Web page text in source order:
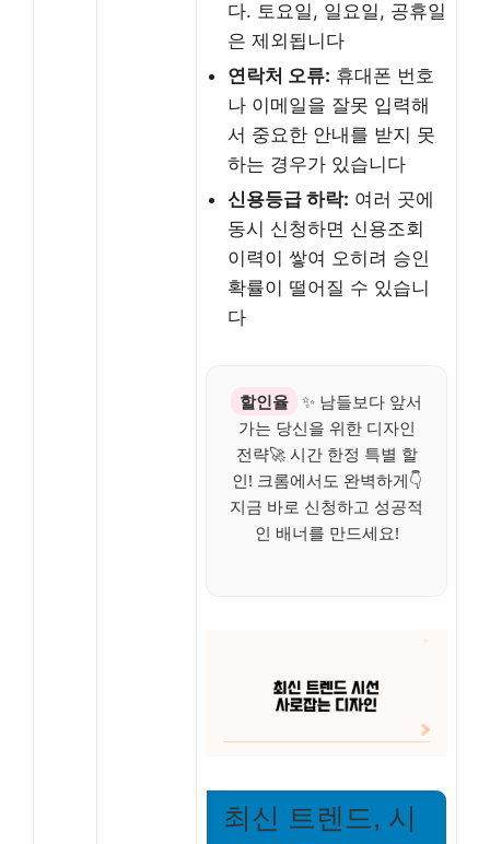
다. 토요일, 일요일, 공휴일
은 제외됩니다
연락처 오류: 휴대폰 번호
나 이메일을 잘못 입력해
서 중요한 안내를 받지 못
하는 경우가 있습니다
신용등급 하락: 여러 곳에
동시 신청하면 신용조회
이력이 쌓여 오히려 승인
확률이 떨어질 수 있습니
다
할인율 ✨ 남들보다 앞서
가는 당신을 위한 디자인
전략🚀 시간 한정 특별 할
인! 크롬에서도 완벽하게👇
지금 바로 신청하고 성공적
인 배너를 만드세요!
최신 트렌드, 시